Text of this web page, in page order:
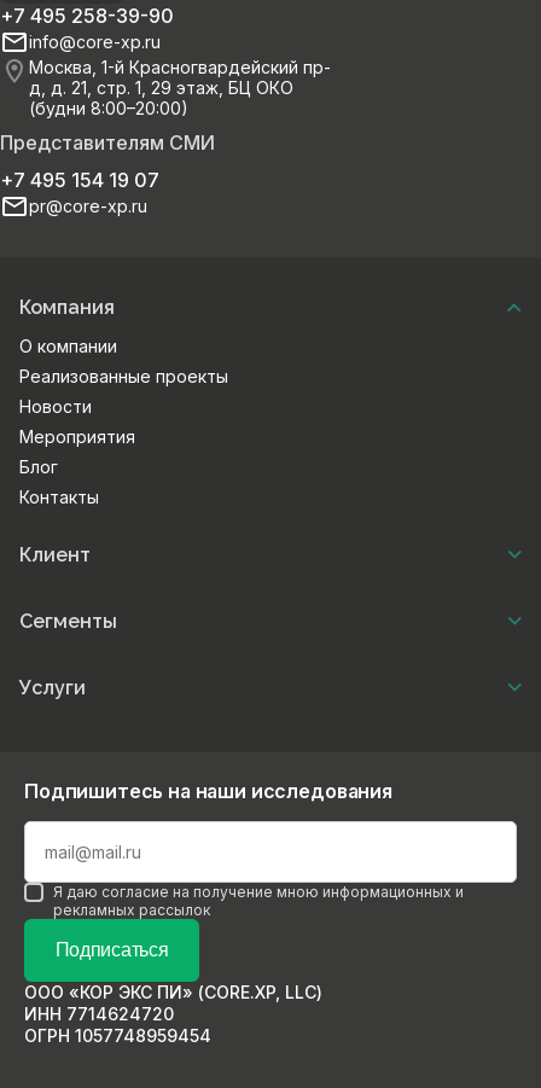
Представителям СМИ
+7 495 154 19 07
pr@core-xp.ru
+7 495 258-39-90
info@core-xp.ru
Москва, 1-й Красногвардейский пр-
д, д. 21, стр. 1, 29 этаж, БЦ ОКО
(будни 8:00–20:00)
Компания
О компании
Реализованные проекты
Новости
Мероприятия
Блог
Контакты
Клиент
Сегменты
Услуги
ООО «КОР ЭКС ПИ» (CORE.XP, LLC)
ИНН 7714624720
ОГРН 1057748959454
Подпишитесь на наши исследования
Подписаться
Я даю согласие на получение мною информационных и
рекламных рассылок